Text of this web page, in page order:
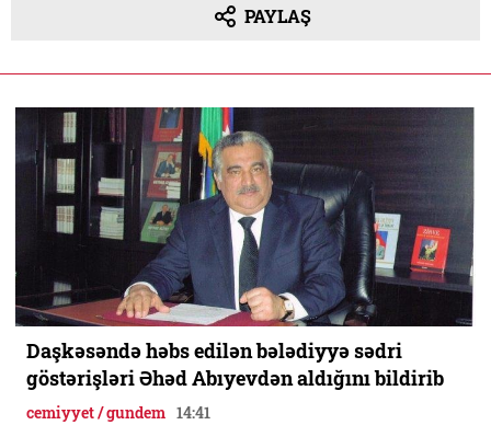
PAYLAŞ
Daşkəsəndə həbs edilən bələdiyyə sədri
göstərişləri Əhəd Abıyevdən aldığını bildirib
cemiyyet / gundem 14:41